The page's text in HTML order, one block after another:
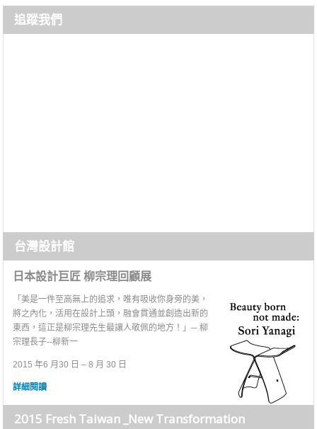
追蹤我們
台灣設計館
日本設計巨匠 柳宗理回顧展
「美是一件至高無上的追求，唯有吸收你身旁的美，
將之內化，活用在設計上頭，融會貫通並創造出新的
東西，這正是柳宗理先生最讓人敬佩的地方！」─ 柳
宗理長子--柳新一
2015 年6 月30 日 – 8 月 30 日
詳細閱讀
2015 Fresh Taiwan _New Transformation